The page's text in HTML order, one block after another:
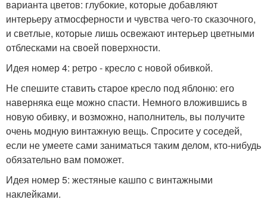
варианта цветов: глубокие, которые добавляют
интерьеру атмосферности и чувства чего-то сказочного,
и светлые, которые лишь освежают интерьер цветными
отблесками на своей поверхности.
Идея номер 4: ретро - кресло с новой обивкой.
Не спешите ставить старое кресло под яблоню: его
наверняка еще можно спасти. Немного вложившись в
новую обивку, и возможно, наполнитель, вы получите
очень модную винтажную вещь. Спросите у соседей,
если не умеете сами заниматься таким делом, кто-нибудь
обязательно вам поможет.
Идея номер 5: жестяные кашпо с винтажными
наклейками.